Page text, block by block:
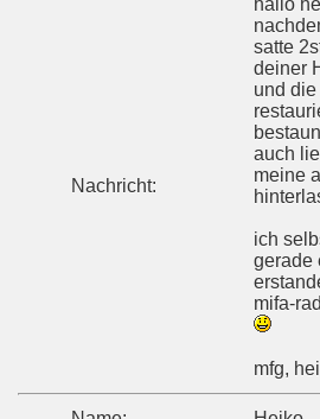
Nachricht:
hallo
satte
deiner
und
auch
meine
ich
gerade
mifa-
mfg,